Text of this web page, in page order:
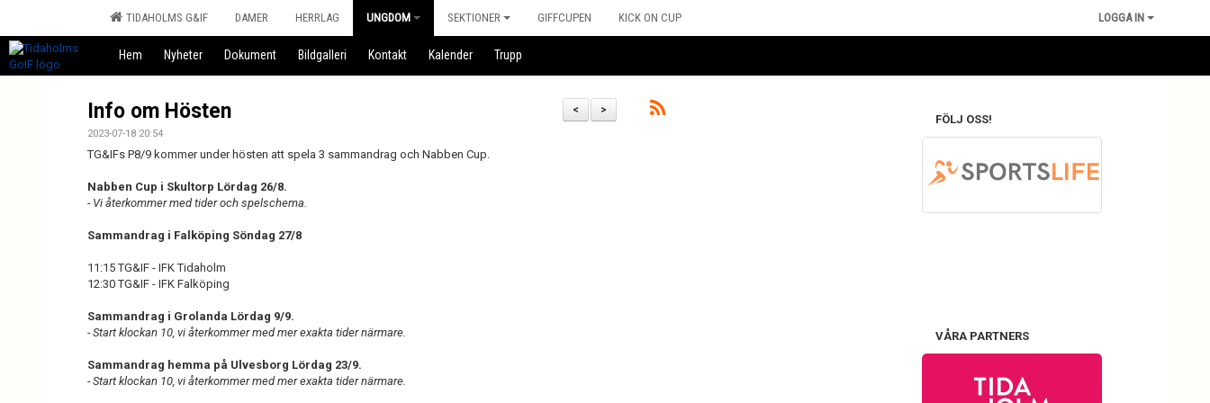
TIDAHOLMS G&IF DAMER HERRLAG UNGDOM SEKTIONER GIFFCUPEN KICK ON CUP LOGGA IN
Hem Nyheter Dokument Bildgalleri Kontakt Kalender Trupp
>
<
Info om Hösten
2023-07-18 20:54
TG&IFs P8/9 kommer under hösten att spela 3 sammandrag och Nabben Cup.
Nabben Cup i Skultorp Lördag 26/8.
- Vi återkommer med tider och spelschema.
Sammandrag i Falköping Söndag 27/8
11:15 TG&IF - IFK Tidaholm
12:30 TG&IF - IFK Falköping
Sammandrag i Grolanda Lördag 9/9.
- Start klockan 10, vi återkommer med mer exakta tider närmare.
Sammandrag hemma på Ulvesborg Lördag 23/9.
- Start klockan 10, vi återkommer med mer exakta tider närmare.
FÖLJ OSS!
VÅRA PARTNERS